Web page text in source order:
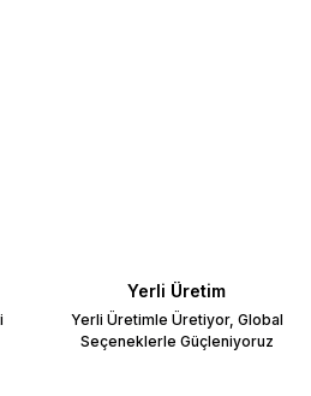
Yerli Üretim
Yerli Üretimle Üretiyor, Global
Seçeneklerle Güçleniyoruz